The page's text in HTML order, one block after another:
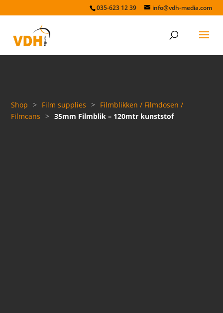
035-623 12 39 info@vdh-media.com
Shop > Film supplies > Filmblikken / Filmdosen /
Filmcans
> 35mm Filmblik – 120mtr kunststof